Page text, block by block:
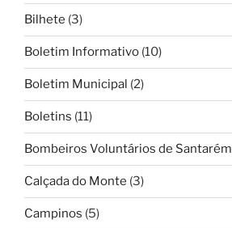
Bilhete (3)
Boletim Informativo (10)
Boletim Municipal (2)
Boletins (11)
Bombeiros Voluntários de Santarém
Calçada do Monte (3)
Campinos (5)